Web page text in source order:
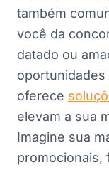
também
você da
datado ou
oportunidades
oferece
elevam a sua
Imagine sua
promocionais,